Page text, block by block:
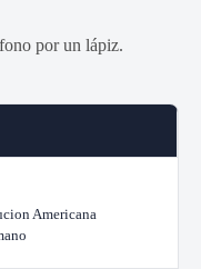
por un lápiz.
Americana